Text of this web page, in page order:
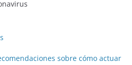
sobre cómo actuar